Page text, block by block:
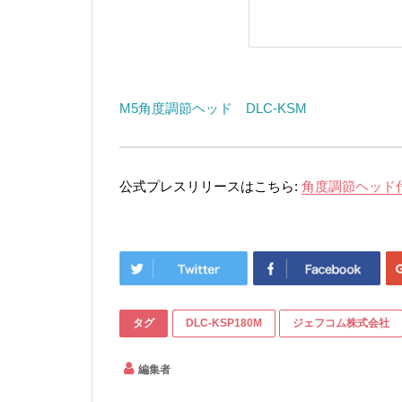
M5角度調節ヘッド DLC-KSM
公式プレスリリースはこちら: 角度調節ヘッド
タグ DLC-KSP180M ジェフコム株式会社
編集者